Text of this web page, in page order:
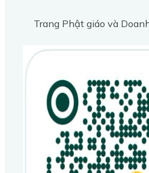
Trang Phật giáo và